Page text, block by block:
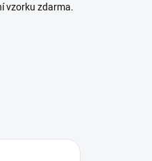
vzorku zdarma.